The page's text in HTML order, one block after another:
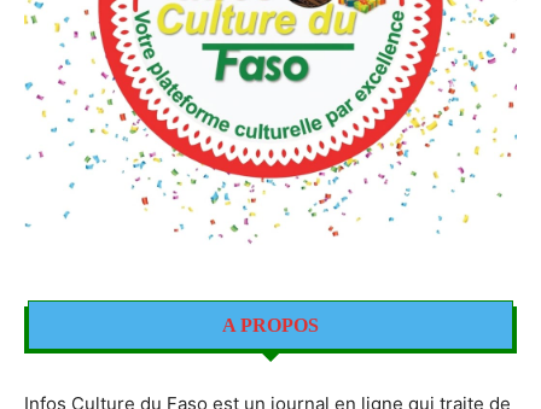
A PROPOS
Infos Culture du Faso est un journal en ligne qui traite de